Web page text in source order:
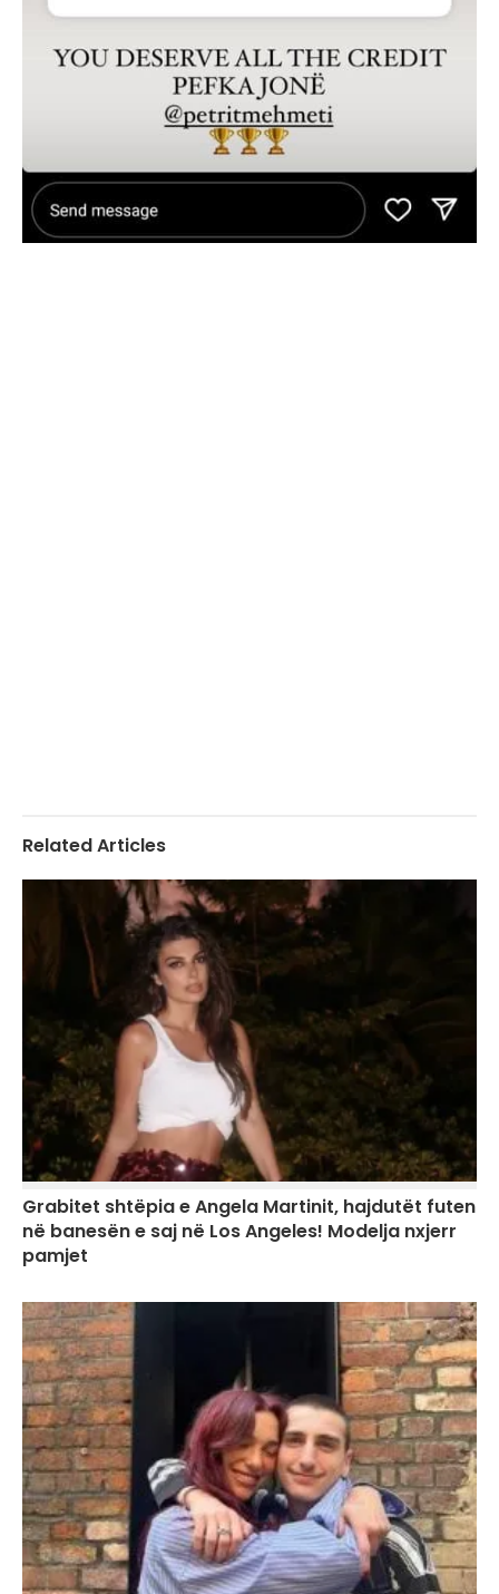
Related Articles
Grabitet shtëpia e Angela Martinit, hajdutët futen
në banesën e saj në Los Angeles! Modelja nxjerr
pamjet